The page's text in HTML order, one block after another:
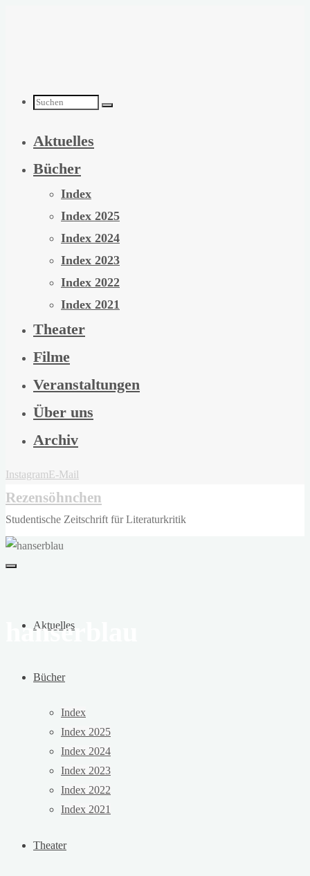
Suchen
nach:
Aktuelles
Bücher
Index
Index 2025
Index 2024
Index 2023
Index 2022
Index 2021
Theater
Filme
Veranstaltungen
Über uns
Archiv
InstagramE-Mail
Rezensöhnchen
Studentische Zeitschrift für Literaturkritik
Aktuelles
Bücher
Index
Index 2025
Index 2024
Index 2023
Index 2022
Index 2021
Theater
hanserblau